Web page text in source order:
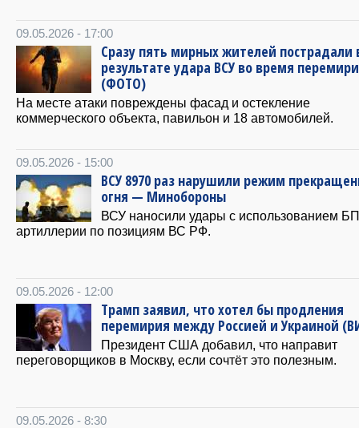
09.05.2026 - 17:00
Сразу пять мирных жителей пострадали
результате удара ВСУ во время
(ФОТО)
На месте атаки повреждены фасад и остекление
коммерческого объекта, павильон и 18 автомобилей.
09.05.2026 - 15:00
ВСУ 8970 раз нарушили режим
огня — Минобороны
ВСУ наносили удары с использованием
артиллерии по позициям ВС РФ.
09.05.2026 - 12:00
Трамп заявил, что хотел бы продления
перемирия между Россией и Украиной
Президент США добавил, что направит
переговорщиков в Москву, если сочтёт это полезным.
09.05.2026 - 8:30